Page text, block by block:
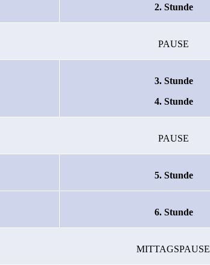
2. Stunde
PAUSE
3. Stunde
4. Stunde
PAUSE
5. Stunde
6. Stunde
MITTAGSPAUSE